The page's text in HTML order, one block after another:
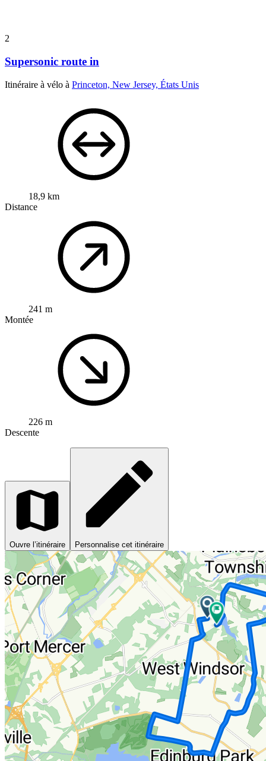
2
Supersonic route in
Itinéraire à vélo à Princeton, New Jersey, États Unis
18,9 km
Distance
241 m
Montée
226 m
Descente
Ouvre l’itinéraire Personnalise cet itinéraire